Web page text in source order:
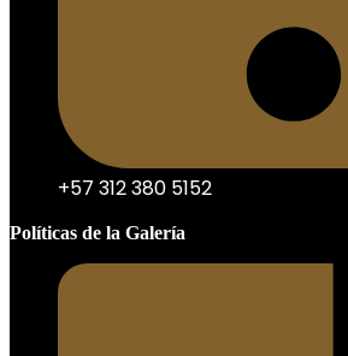
+57 312 380 5152
Políticas de la Galería